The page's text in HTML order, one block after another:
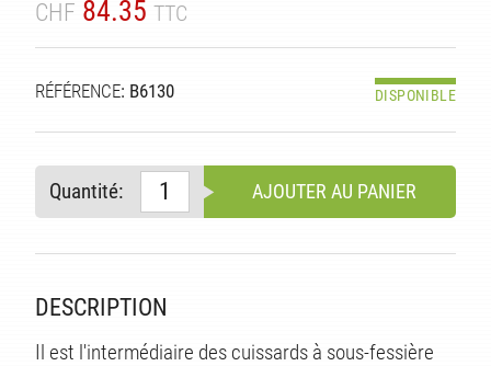
CHF 84.35 TTC
RÉFÉRENCE: B6130 DISPONIBLE
Quantité: AJOUTER AU PANIER
DESCRIPTION
Il est l'intermédiaire des cuissards à sous-fessière